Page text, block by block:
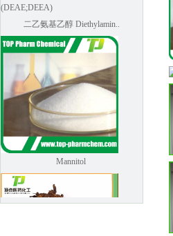
二乙氨基乙醇 Diethylamin..
Mannitol